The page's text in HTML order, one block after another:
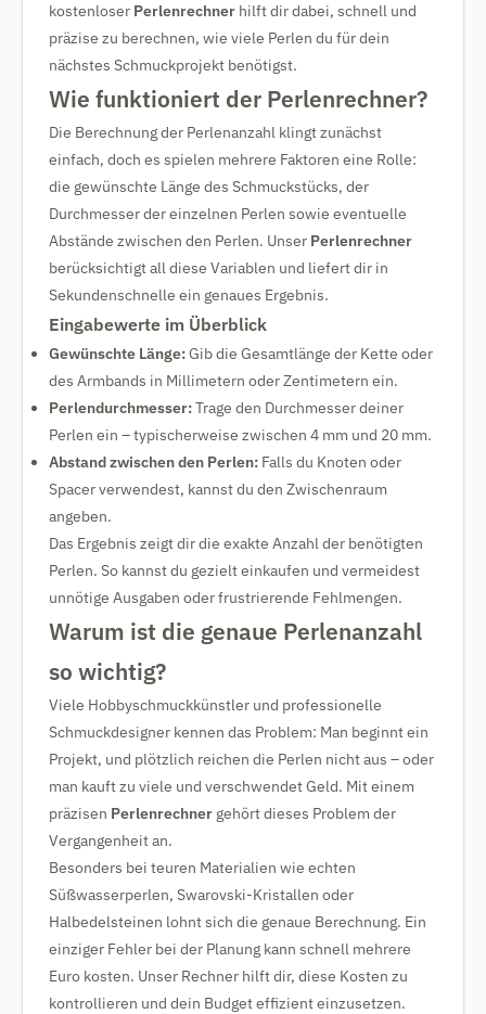
kostenloser Perlenrechner hilft dir dabei, schnell und
präzise zu berechnen, wie viele Perlen du für dein
nächstes Schmuckprojekt benötigst.
Wie funktioniert der Perlenrechner?
Die Berechnung der Perlenanzahl klingt zunächst
einfach, doch es spielen mehrere Faktoren eine Rolle:
die gewünschte Länge des Schmuckstücks, der
Durchmesser der einzelnen Perlen sowie eventuelle
Abstände zwischen den Perlen. Unser Perlenrechner
berücksichtigt all diese Variablen und liefert dir in
Sekundenschnelle ein genaues Ergebnis.
Eingabewerte im Überblick
Gewünschte Länge:Gib die Gesamtlänge der Kette oder
des Armbands in Millimetern oder Zentimetern ein.
Perlendurchmesser:Trage den Durchmesser deiner
Perlen ein – typischerweise zwischen 4 mm und 20 mm.
Abstand zwischen den Perlen: Falls du Knoten oder
Spacer verwendest, kannst du den Zwischenraum
angeben.
Das Ergebnis zeigt dir die exakte Anzahl der benötigten
Perlen. So kannst du gezielt einkaufen und vermeidest
unnötige Ausgaben oder frustrierende Fehlmengen.
Warum ist die genaue Perlenanzahl
so wichtig?
Viele Hobbyschmuckkünstler und professionelle
Schmuckdesigner kennen das Problem: Man beginnt ein
Projekt, und plötzlich reichen die Perlen nicht aus – oder
man kauft zu viele und verschwendet Geld. Mit einem
präzisen Perlenrechner gehört dieses Problem der
Vergangenheit an.
Besonders bei teuren Materialien wie echten
Süßwasserperlen, Swarovski-Kristallen oder
Halbedelsteinen lohnt sich die genaue Berechnung. Ein
einziger Fehler bei der Planung kann schnell mehrere
Euro kosten. Unser Rechner hilft dir, diese Kosten zu
kontrollieren und dein Budget effizient einzusetzen.